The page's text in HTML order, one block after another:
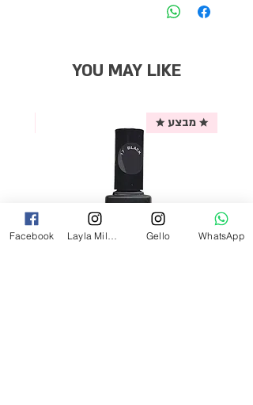
YOU MAY LIKE
★ מבצע ★
Facebook Gello WhatsApp